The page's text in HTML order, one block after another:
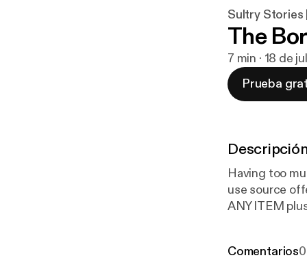
Sultry Stories
The
7 min · 18 de
Prueba
Having too
use source
ANY ITEM
Comentarios0